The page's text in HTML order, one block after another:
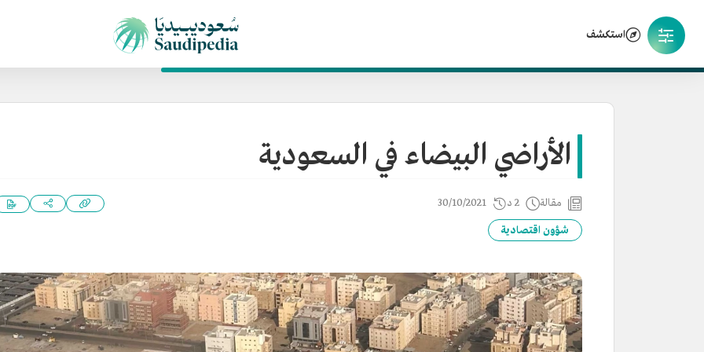
استكشف
الأراضي البيضاء في السعودية
مقالة 2 د 30/10/2021
شؤون اقتصادية